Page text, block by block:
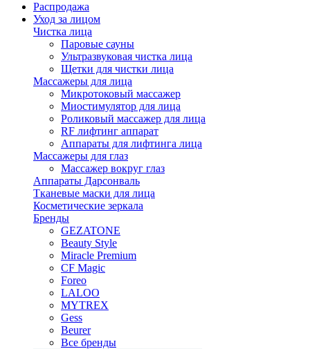
Распродажа
Уход за лицом
Чистка лица
Паровые сауны
Ультразвуковая чистка лица
Щетки для чистки лица
Массажеры для лица
Микротоковый массажер
Миостимулятор для лица
Роликовый массажер для лица
RF лифтинг аппарат
Аппараты для лифтинга лица
Массажеры для глаз
Массажер вокруг глаз
Аппараты Дарсонваль
Тканевые маски для лица
Косметические зеркала
Бренды
GEZATONE
Beauty Style
Miracle Premium
CF Magic
Foreo
LALOO
MYTREX
Gess
Beurer
Все бренды